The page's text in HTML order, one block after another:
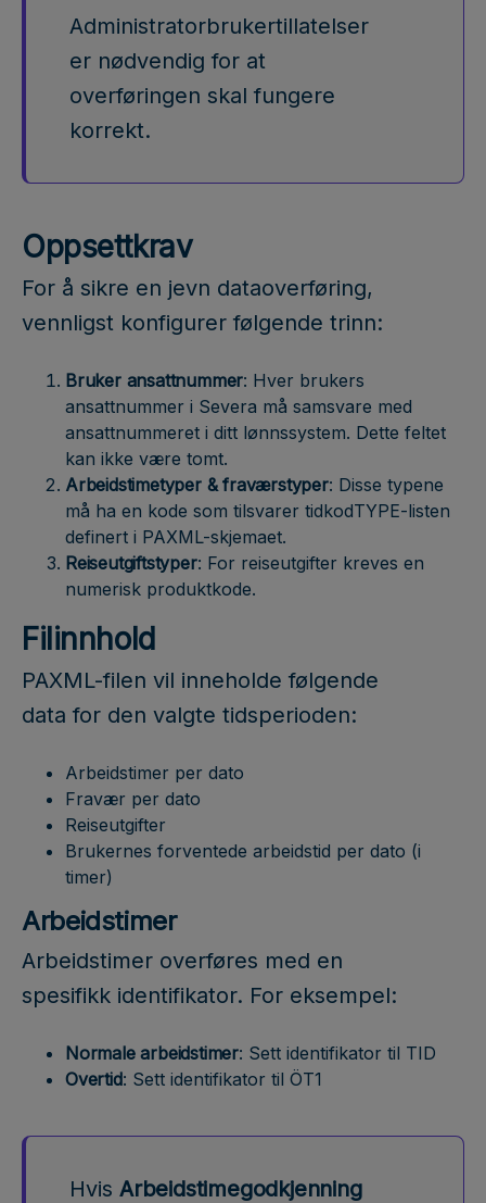
Administratorbrukertillatelser
er nødvendig for at
overføringen skal fungere
korrekt.
Oppsettkrav
For å sikre en jevn dataoverføring,
vennligst konfigurer følgende trinn:
Bruker ansattnummer: Hver brukers
ansattnummer i Severa må samsvare med
ansattnummeret i ditt lønnssystem. Dette feltet
kan ikke være tomt.
Arbeidstimetyper & fraværstyper: Disse typene
må ha en kode som tilsvarer tidkodTYPE-listen
definert i PAXML-skjemaet.
Reiseutgiftstyper: For reiseutgifter kreves en
numerisk produktkode.
Filinnhold
PAXML-filen vil inneholde følgende
data for den valgte tidsperioden:
Arbeidstimer per dato
Fravær per dato
Reiseutgifter
Brukernes forventede arbeidstid per dato (i
timer)
Arbeidstimer
Arbeidstimer overføres med en
spesifikk identifikator. For eksempel:
Normale arbeidstimer: Sett identifikator til TID
Overtid: Sett identifikator til ÖT1
Hvis Arbeidstimegodkjenning